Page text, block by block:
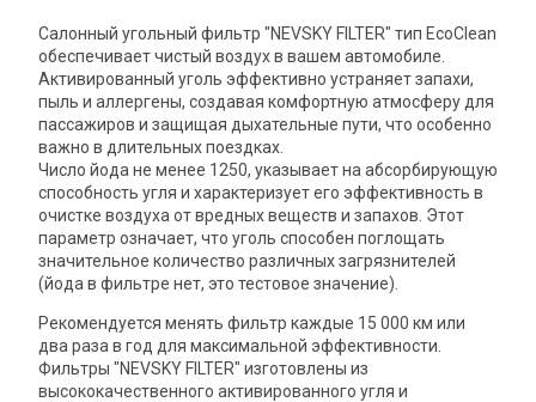
Салонный угольный фильтр "NEVSKY FILTER" тип EcoClean
обеспечивает чистый воздух в вашем автомобиле.
Активированный уголь эффективно устраняет запахи,
пыль и аллергены, создавая комфортную атмосферу для
пассажиров и защищая дыхательные пути, что особенно
важно в длительных поездках.
Число йода не менее 1250, указывает на абсорбирующую
способность угля и характеризует его эффективность в
очистке воздуха от вредных веществ и запахов. Этот
параметр означает, что уголь способен поглощать
значительное количество различных загрязнителей
(йода в фильтре нет, это тестовое значение).
Рекомендуется менять фильтр каждые 15 000 км или
два раза в год для максимальной эффективности.
Фильтры "NEVSKY FILTER" изготовлены из
высококачественного активированного угля и